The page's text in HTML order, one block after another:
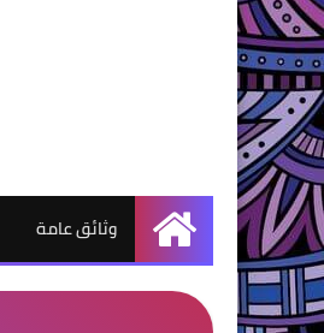
الرئيسية
وثائق عامة